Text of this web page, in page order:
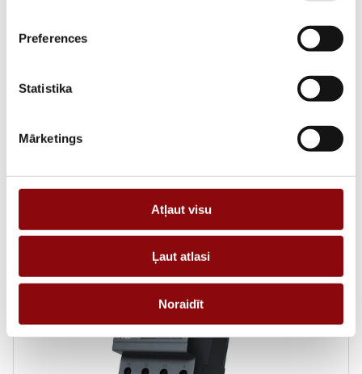
Preferences
Statistika
Mārketings
Atļaut visu
Ļaut atlasi
Noraidīt
Tehniskā specifikācija saules invertoram –
Tehniskā specifikācija saules paneļiem –
Saistītie produkti